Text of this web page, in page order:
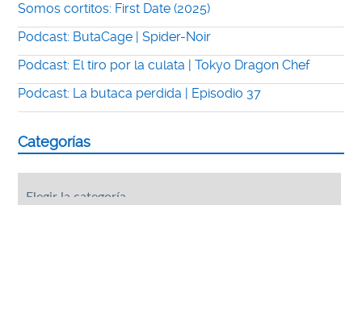
Somos cortitos: First Date (2025)
Podcast: ButaCage | Spider-Noir
Podcast: El tiro por la culata | Tokyo Dragon Chef
Podcast: La butaca perdida | Episodio 37
Categorías